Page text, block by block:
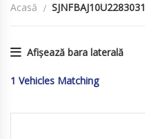
Acasă SJNFBAJ10U2283031
Afișează bara laterală
1 Vehicles Matching